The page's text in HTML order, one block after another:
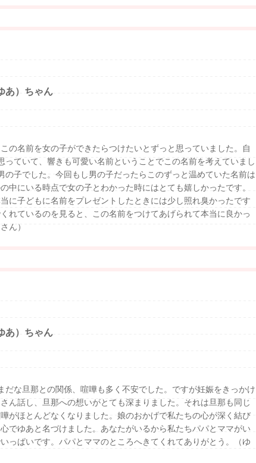
あ）ちゃん
の名前を女の子ができたらつけたいとずっと思っていました。自
ていて、響きも可愛い名前ということでこの名前を考えていまし
の子でした。今回もし男の子だったらこのずっと温めていた名前は
中にいる時点で女の子とわかった時にはとても嬉しかったです。
に子どもに名前をプレゼントしたときには少し照れ臭かったです
れているのを見ると、この名前をつけてあげられて本当に良かっ
ん）
あ）ちゃん
な旦那との関係、喧嘩も多く不安でした。ですが妊娠をきっかけ
ん話し、旦那への想いがとても深まりました。それは旦那も同じ
がほとんどなくなりました。娘のおかげで私たちの心が深く結び
でゆあと名づけました。あなたがいるから私たちパパとママがい
っぱいです。パパとママのところへきてくれてありがとう。（ゆ